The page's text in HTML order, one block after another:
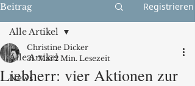
Beitrag Registrieren
Alle Artikel
News
Alle Artikel
Liebherr: vier Aktionen zur
Christine Dicker
31. Mai 2 Min. Lesezeit